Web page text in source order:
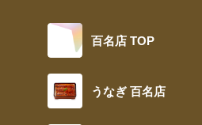
百名店 TOP
うなぎ 百名店